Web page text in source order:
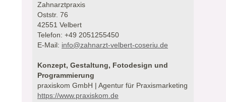
Zahnarztpraxis
Oststr. 76
42551 Velbert
Telefon: +49 2051255450
E-Mail: info@zahnarzt-velbert-coseriu.de
Konzept, Gestaltung, Fotodesign und
Programmierung
praxiskom GmbH | Agentur für Praxismarketing
https://www.praxiskom.de